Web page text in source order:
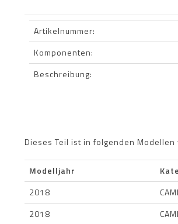
Artikelnummer:
Komponenten:
Beschreibung:
Dieses Teil ist in folgenden Modellen
Modelljahr
2018
2018